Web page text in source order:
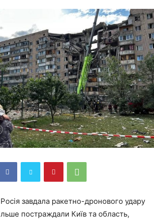
завдала ракетно-дронового удару
постраждали Київ та область,